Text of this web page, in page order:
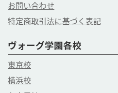
お問い合わせ
特定商取引法に基づく表記
ヴォーグ学園各校
東京校
横浜校